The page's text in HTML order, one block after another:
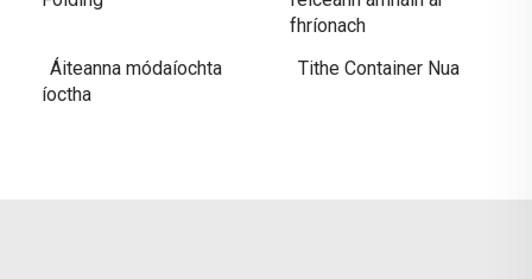
fhríonach
Áiteanna módaíochta
íoctha
Tithe Container Nua